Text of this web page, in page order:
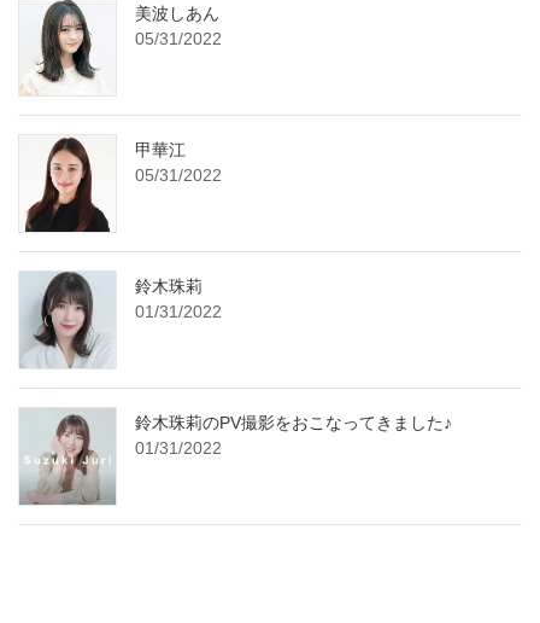
美波しあん
05/31/2022
甲華江
05/31/2022
鈴木珠莉
01/31/2022
鈴木珠莉のPV撮影をおこなってきました♪
01/31/2022